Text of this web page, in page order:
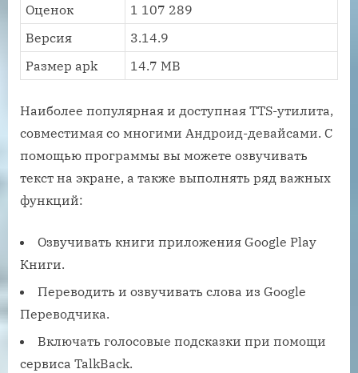
Оценок
1 107 289
Версия
3.14.9
Размер apk
14.7 MB
Наиболее популярная и доступная TTS-утилита,
совместимая со многими Андроид-девайсами. С
помощью программы вы можете озвучивать
текст на экране, а также выполнять ряд важных
функций:
Озвучивать книги приложения Google Play
Книги.
Переводить и озвучивать слова из Google
Переводчика.
Включать голосовые подсказки при помощи
сервиса TalkBack.